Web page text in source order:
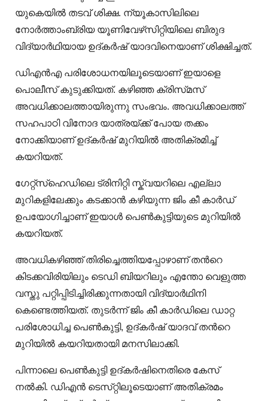
യുകെയിൽ തടവ് ശിക്ഷ. ന്യൂകാസിലിലെ
നോർത്താംബ്രിയ യൂണിവേഴ്‌സിറ്റിയിലെ ബിരുദ
വിദ്യാർഥിയായ ഉദ്കർഷ് യാദവിനെയാണ് ശിക്ഷിച്ചത്.
ഡിഎൻഎ പരിശോധനയിലൂടെയാണ് ഇയാളെ
പൊലീസ് കുടുക്കിയത്. കഴിഞ്ഞ ക്രിസ്‌മസ്
അവധിക്കാലത്തായിരുന്നു സംഭവം. അവധിക്കാലത്ത്
സഹപാഠി വിനോദ യാത്രയ്ക്ക് പോയ തക്കം
നോക്കിയാണ് ഉദ്‌കർഷ് മുറിയിൽ അതിക്രമിച്ച്
കയറിയത്.
ഗേറ്റ്സ്ഹെഡിലെ ട്രിനിറ്റി സ്ക്വയറിലെ എല്ലാ
മുറികളിലേക്കും കടക്കാൻ കഴിയുന്ന ജിം കീ കാർഡ്
ഉപയോഗിച്ചാണ് ഇയാൾ പെൺകുട്ടിയുടെ മുറിയിൽ
കയറിയത്.
അവധികഴിഞ്ഞ് തിരിച്ചെത്തിയപ്പോഴാണ് തന്‍റെ
കിടക്കവിരിയിലും ടെഡി ബിയറിലും എന്തോ വെളുത്ത
വസ്തു പറ്റിപ്പിടിച്ചിരിക്കുന്നതായി വിദ്യാർഥിനി
കെണ്ടെത്തിയത്. തുടർന്ന് ജിം കീ കാർഡിലെ ഡാറ്റ
പരിശോധിച്ച പെൺകുട്ടി, ഉദ്കർഷ് യാദവ് തന്‍റെ
മുറിയിൽ കയറിയതായി മനസിലാക്കി.
പിന്നാലെ പെൺകുട്ടി ഉദ്‌കർഷിനെതിരെ കേസ്
നൽകി. ഡിഎൻ ടെസ്‌റ്റിലൂടെയാണ് അതിക്രമം